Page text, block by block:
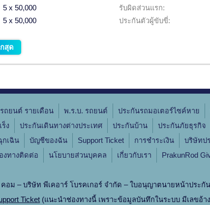
5 x 50,000
5 x 50,000
รับผิดส่วนแรก:
ประกันตัวผู้ขับขี่:
สุด
ถยนต์ รายเดือน พ.ร.บ. รถยนต์ ประกันรถมอเตอร์ไซค์หาย
ง ประกันเดินทางต่างประเทศ ประกันบ้าน ประกันภัยธุรกิจ
กเฉิน บัญชีของฉัน Support Ticket การชำระเงิน บริษัทป
งทางติดต่อ นโยบายส่วนบุคคล เกี่ยวกับเรา PrakunRod
อม – บริษัท พีเคอาร์ โบรคเกอร์ จำกัด – ใบอนุญาตนายหน้าประกั
Ticket (แนะนำช่องทางนี้ เพราะข้อมูลบันทึกในระบบ มีเลขอ้า